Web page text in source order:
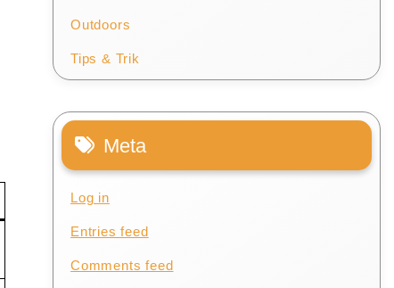
Outdoors
Tips & Trik
Meta
Log in
Entries feed
Comments feed